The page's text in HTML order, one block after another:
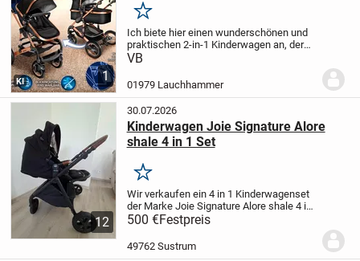
1
KI
Merken
Ich biete hier einen wunderschönen und
praktischen 2-in-1 Kinderwagen an, der
sich schnell in einen Buggy umwandeln
stilvollen Schwarz mit edlen
VB
01979 Lauchhammer
12
30.07.2026
Kinderwagen Joie Signature Alore
shale 4 in 1 Set
Merken
Wir verkaufen ein 4 in 1 Kinderwagenset
der Marke Joie Signature Alore shale 4 in
1. Es besteht aus:- Kinderwagen
- Babyschale
Station Es ist alles funktionsfähig, ohne...
500 €Festpreis
49762 Sustrum